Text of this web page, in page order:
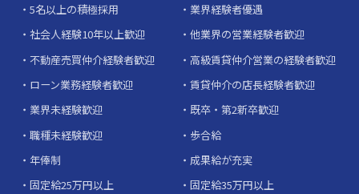
5名以上の積極採用
業界経験者優遇
社会人経験10年以上歓迎
他業界の営業経験者歓迎
不動産売買仲介経験者歓迎
高級賃貸仲介営業の経験者歓迎
ローン業務経験者歓迎
賃貸仲介の店長経験者歓迎
業界未経験歓迎
既卒・第2新卒歓迎
職種未経験歓迎
歩合給
年俸制
成果給が充実
固定給25万円以上
固定給35万円以上